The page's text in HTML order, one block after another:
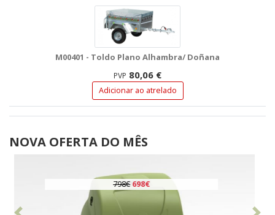
M00401 - Toldo Plano Alhambra/ Doñana
PVP 80,06 €
Adicionar ao atrelado
NOVA OFERTA DO MÊS
798€698€